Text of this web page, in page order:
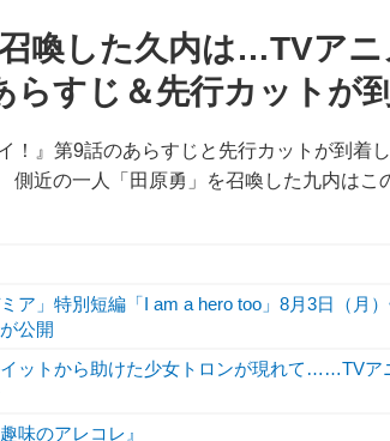
喚した久内は…TVアニ
らすじ＆先行カットが
！』第9話のあらすじと先行カットが到着
近の一人「田原勇」を召喚した九内はこ
ア」特別短編「I am a hero too」8月3日（月
公開
ットから助けた少女トロンが現れて……TVア
味のアレコレ』